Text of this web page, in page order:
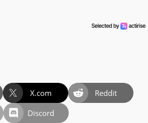
X.com
Reddit
Discord